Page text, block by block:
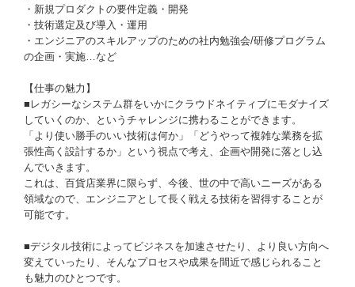
・新規プロダクトの要件定義・開発
・技術選定及び導入・運用
・エンジニアのスキルアップのための社内勉強会/研修プログラム
の企画・実施…など
【仕事の魅力】
■レガシーなシステム群をいかにクラウドネイティブにモダナイズ
していくのか、というチャレンジに携わることができます。
「より使い勝手のいい技術は何か」「どうやって複雑な業務を拡
張性高く設計するか」という視点で考え、企画や開発に落とし込
んでいきます。
これは、百貨店業界に限らず、今後、世の中で高いニーズがある
領域なので、エンジニアとして長く戦える技術を習得することが
可能です。
■デジタル技術によってビジネスを加速させたり、より良い方向へ
変えていったり、そんなプロセスや成果を間近で感じられること
も魅力のひとつです。